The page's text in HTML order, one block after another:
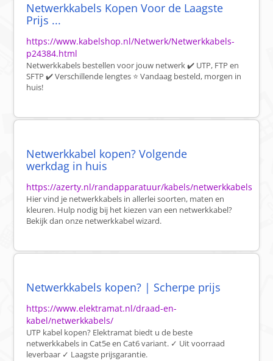
Netwerkkabels Kopen Voor de Laagste
Prijs ...
https://www.kabelshop.nl/Netwerk/Netwerkkabels-
p24384.html
Netwerkkabels bestellen voor jouw netwerk ✔️ UTP, FTP en
SFTP ✔️ Verschillende lengtes ⭐ Vandaag besteld, morgen in
huis!
Netwerkkabel kopen? Volgende
werkdag in huis
https://azerty.nl/randapparatuur/kabels/netwerkkabels
Hier vind je netwerkkabels in allerlei soorten, maten en
kleuren. Hulp nodig bij het kiezen van een netwerkkabel?
Bekijk dan onze netwerkkabel wizard.
Netwerkkabels kopen? | Scherpe prijs
https://www.elektramat.nl/draad-en-
kabel/netwerkkabels/
UTP kabel kopen? Elektramat biedt u de beste
netwerkkabels in Cat5e en Cat6 variant. ✓ Uit voorraad
leverbaar ✓ Laagste prijsgarantie.